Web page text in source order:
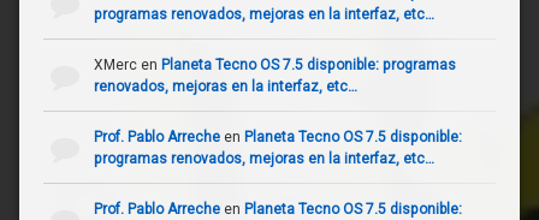
programas renovados, mejoras en la interfaz, etc…
XMercen Planeta Tecno OS 7.5 disponible: programas
renovados, mejoras en la interfaz, etc…
Prof. Pablo Arrecheen Planeta Tecno OS 7.5 disponible:
programas renovados, mejoras en la interfaz, etc…
Prof. Pablo Arrecheen Planeta Tecno OS 7.5 disponible: